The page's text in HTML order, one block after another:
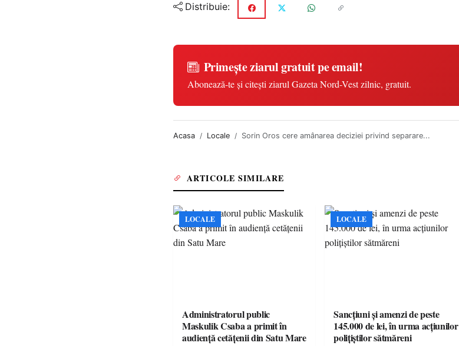
Distribuie:
Primește ziarul gratuit pe email!
Abonează-te și citești ziarul Gazeta Nord-Vest zilnic, gratuit.
Acasa Locale Sorin Oros cere amânarea deciziei privind separare...
ARTICOLE SIMILARE
LOCALE
Administratorul public
Maskulik Csaba a primit în
audiență cetățenii din Satu Mare
LOCALE
Sancțiuni și amenzi de peste
145.000 de lei, în urma acțiunilor
polițiștilor sătmăreni